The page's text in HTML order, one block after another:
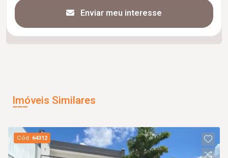
Enviar meu interesse
Imóveis Similares
Cód. 64312